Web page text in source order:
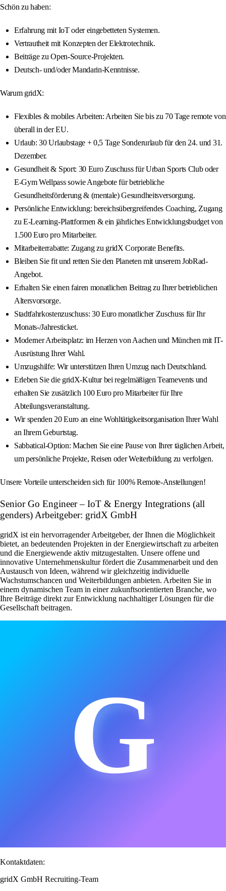
Schön zu haben:
Erfahrung mit IoT oder eingebetteten Systemen.
Vertrautheit mit Konzepten der Elektrotechnik.
Beiträge zu Open-Source-Projekten.
Deutsch- und/oder Mandarin-Kenntnisse.
Warum gridX:
Flexibles & mobiles Arbeiten: Arbeiten Sie bis zu 70 Tage remote von
überall in der EU.
Urlaub: 30 Urlaubstage + 0,5 Tage Sonderurlaub für den 24. und 31.
Dezember.
Gesundheit & Sport: 30 Euro Zuschuss für Urban Sports Club oder
E-Gym Wellpass sowie Angebote für betriebliche
Gesundheitsförderung & (mentale) Gesundheitsversorgung.
Persönliche Entwicklung: bereichsübergreifendes Coaching, Zugang
zu E-Learning-Plattformen & ein jährliches Entwicklungsbudget von
1.500 Euro pro Mitarbeiter.
Mitarbeiterrabatte: Zugang zu gridX Corporate Benefits.
Bleiben Sie fit und retten Sie den Planeten mit unserem JobRad-
Angebot.
Erhalten Sie einen fairen monatlichen Beitrag zu Ihrer betrieblichen
Altersvorsorge.
Stadtfahrkostenzuschuss: 30 Euro monatlicher Zuschuss für Ihr
Monats-/Jahresticket.
Moderner Arbeitsplatz: im Herzen von Aachen und München mit IT-
Ausrüstung Ihrer Wahl.
Umzugshilfe: Wir unterstützen Ihren Umzug nach Deutschland.
Erleben Sie die gridX-Kultur bei regelmäßigen Teamevents und
erhalten Sie zusätzlich 100 Euro pro Mitarbeiter für Ihre
Abteilungsveranstaltung.
Wir spenden 20 Euro an eine Wohltätigkeitsorganisation Ihrer Wahl
an Ihrem Geburtstag.
Sabbatical-Option: Machen Sie eine Pause von Ihrer täglichen Arbeit,
um persönliche Projekte, Reisen oder Weiterbildung zu verfolgen.
Unsere Vorteile unterscheiden sich für 100% Remote-Anstellungen!
Senior Go Engineer – IoT & Energy Integrations (all
genders) Arbeitgeber: gridX GmbH
gridX ist ein hervorragender Arbeitgeber, der Ihnen die Möglichkeit
bietet, an bedeutenden Projekten in der Energiewirtschaft zu arbeiten
und die Energiewende aktiv mitzugestalten. Unsere offene und
innovative Unternehmenskultur fördert die Zusammenarbeit und den
Austausch von Ideen, während wir gleichzeitig individuelle
Wachstumschancen und Weiterbildungen anbieten. Arbeiten Sie in
einem dynamischen Team in einer zukunftsorientierten Branche, wo
Ihre Beiträge direkt zur Entwicklung nachhaltiger Lösungen für die
Gesellschaft beitragen.
G
Kontaktdaten:
gridX GmbH Recruiting-Team